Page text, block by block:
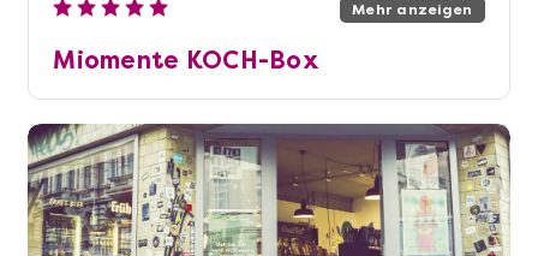
Mehr anzeigen
Miomente KOCH-Box